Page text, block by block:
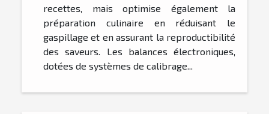
recettes, mais optimise également la
préparation culinaire en réduisant le
gaspillage et en assurant la reproductibilité
des saveurs. Les balances électroniques,
dotées de systèmes de calibrage...